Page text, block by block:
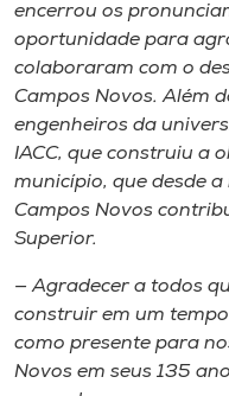
encerrou os
oportunidade para
colaboraram com o
Campos Novos. Além
engenheiros da
IACC, que construiu a
município, que desde
Campos Novos
Superior.
— Agradecer a todos
construir em um
como presente para
Novos em seus 135